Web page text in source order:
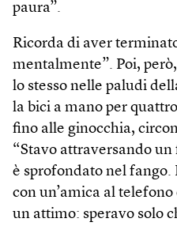
paura”.
Ricorda di aver
mentalmente”. Poi,
lo stesso nelle paludi
la bici a mano per
fino alle ginocchia,
“Stavo attraversando
è sprofondato nel
con un’amica al
un attimo: speravo solo